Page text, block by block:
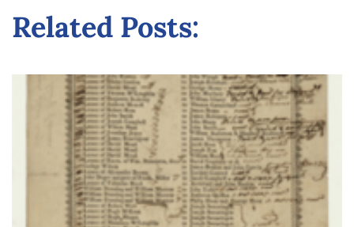
Related Posts: